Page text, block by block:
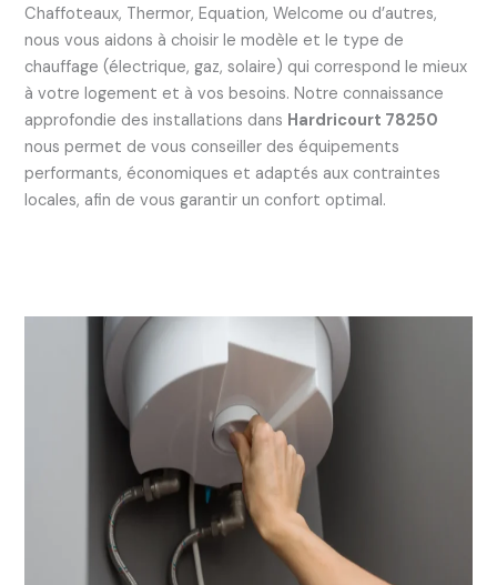
Chaffoteaux, Thermor, Equation, Welcome ou d’autres,
nous vous aidons à choisir le modèle et le type de
chauffage (électrique, gaz, solaire) qui correspond le mieux
à votre logement et à vos besoins. Notre connaissance
approfondie des installations dans Hardricourt 78250
nous permet de vous conseiller des équipements
performants, économiques et adaptés aux contraintes
locales, afin de vous garantir un confort optimal.